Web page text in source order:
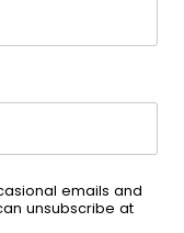
emails and
unsubscribe at